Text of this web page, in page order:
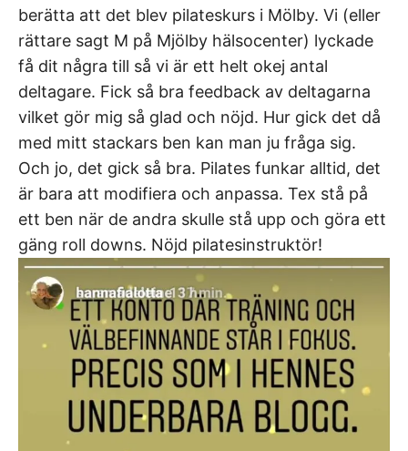
berätta att det blev pilateskurs i Mölby. Vi (eller
rättare sagt M på Mjölby hälsocenter) lyckade
få dit några till så vi är ett helt okej antal
deltagare. Fick så bra feedback av deltagarna
vilket gör mig så glad och nöjd. Hur gick det då
med mitt stackars ben kan man ju fråga sig.
Och jo, det gick så bra. Pilates funkar alltid, det
är bara att modifiera och anpassa. Tex stå på
ett ben när de andra skulle stå upp och göra ett
gäng roll downs. Nöjd pilatesinstruktör!